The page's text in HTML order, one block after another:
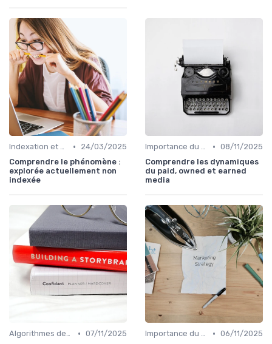
Indexation et Crawlabilité •
24/03/2025
Comprendre le phénomène :
explorée actuellement non
indexée
Importance du SEO pour les Entreprises • 08/11/2025
Comprendre les dynamiques
du paid, owned et earned
media
Algorithmes des Moteurs de Recherche • 07/11/2025
Importance du SEO pour les Entreprises • 06/11/2025